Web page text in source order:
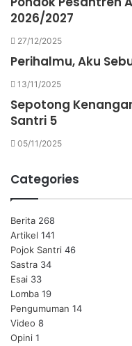
2026/2027
27/12/2025
Perihalmu, Aku
13/11/2025
Sepotong
Santri 5
05/11/2025
Categories
Berita 268
Artikel 141
Pojok Santri 46
Sastra 34
Esai 33
Lomba 19
Pengumuman 14
Video 8
Opini 1